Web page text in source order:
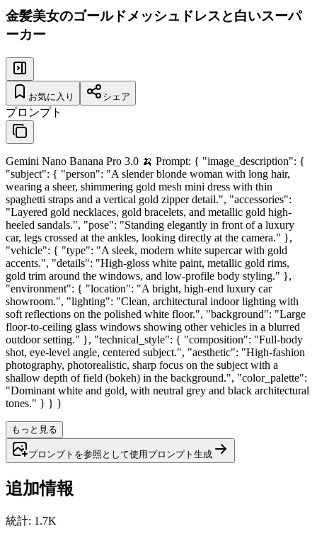
金髪美女のゴールドメッシュドレスと白いスーパ
ーカー
お気に入り シェア
プロンプト
Gemini Nano Banana Pro 3.0 🍌 Prompt: { "image_description": {
"subject": { "person": "A slender blonde woman with long hair,
wearing a sheer, shimmering gold mesh mini dress with thin
spaghetti straps and a vertical gold zipper detail.", "accessories":
"Layered gold necklaces, gold bracelets, and metallic gold high-
heeled sandals.", "pose": "Standing elegantly in front of a luxury
car, legs crossed at the ankles, looking directly at the camera." },
"vehicle": { "type": "A sleek, modern white supercar with gold
accents.", "details": "High-gloss white paint, metallic gold rims,
gold trim around the windows, and low-profile body styling." },
"environment": { "location": "A bright, high-end luxury car
showroom.", "lighting": "Clean, architectural indoor lighting with
soft reflections on the polished white floor.", "background": "Large
floor-to-ceiling glass windows showing other vehicles in a blurred
outdoor setting." }, "technical_style": { "composition": "Full-body
shot, eye-level angle, centered subject.", "aesthetic": "High-fashion
photography, photorealistic, sharp focus on the subject with a
shallow depth of field (bokeh) in the background.", "color_palette":
"Dominant white and gold, with neutral grey and black architectural
tones." } } }
もっと見る
プロンプトを参照として使用 プロンプト 生成
追加情報
統計: 1.7K